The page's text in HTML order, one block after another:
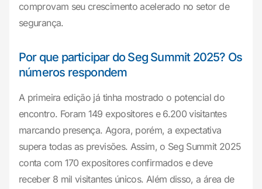
comprovam seu crescimento acelerado no setor de
segurança.
Por que participar do Seg Summit 2025? Os
números respondem
A primeira edição já tinha mostrado o potencial do
encontro. Foram 149 expositores e 6.200 visitantes
marcando presença. Agora, porém, a expectativa
supera todas as previsões. Assim, o Seg Summit 2025
conta com 170 expositores confirmados e deve
receber 8 mil visitantes únicos. Além disso, a área de